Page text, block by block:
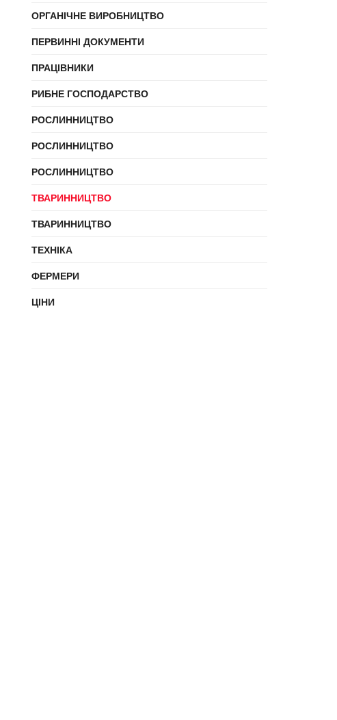
ОРГАНІЧНЕ ВИРОБНИЦТВО
ПЕРВИННІ ДОКУМЕНТИ
ПРАЦІВНИКИ
РИБНЕ ГОСПОДАРСТВО
РОСЛИННИЦТВО
РОСЛИННИЦТВО
РОСЛИННИЦТВО
ТВАРИННИЦТВО
ТВАРИННИЦТВО
ТЕХНІКА
ФЕРМЕРИ
ЦІНИ